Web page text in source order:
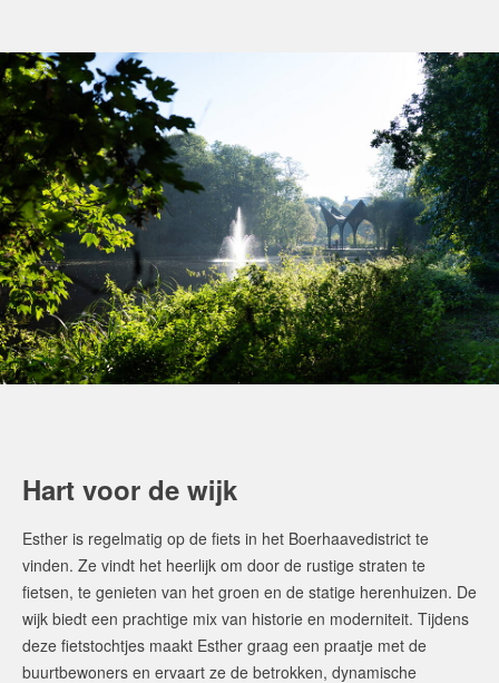
Hart voor de wijk
Esther is regelmatig op de fiets in het Boerhaavedistrict te
vinden. Ze vindt het heerlijk om door de rustige straten te
fietsen, te genieten van het groen en de statige herenhuizen. De
wijk biedt een prachtige mix van historie en moderniteit. Tijdens
deze fietstochtjes maakt Esther graag een praatje met de
buurtbewoners en ervaart ze de betrokken, dynamische